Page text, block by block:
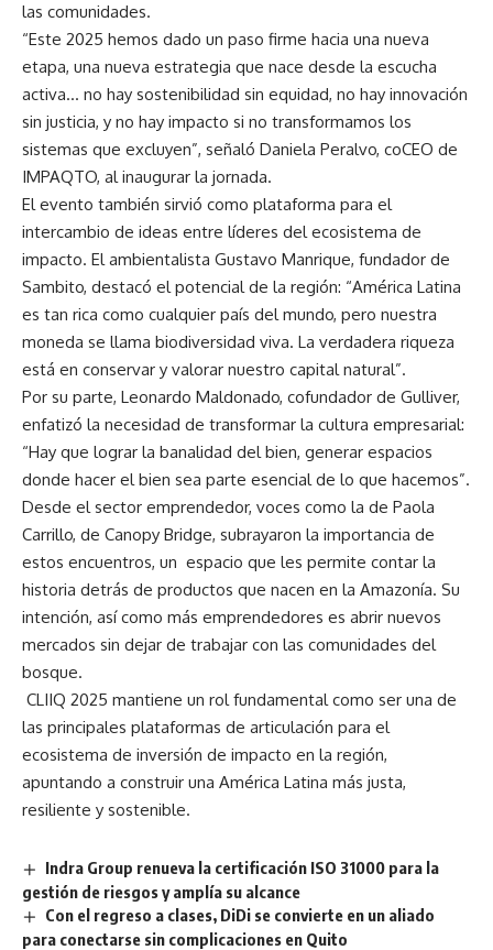
las comunidades.
“Este 2025 hemos dado un paso firme hacia una nueva
etapa, una nueva estrategia que nace desde la escucha
activa… no hay sostenibilidad sin equidad, no hay innovación
sin justicia, y no hay impacto si no transformamos los
sistemas que excluyen”, señaló Daniela Peralvo, coCEO de
IMPAQTO, al inaugurar la jornada.
El evento también sirvió como plataforma para el
intercambio de ideas entre líderes del ecosistema de
impacto. El ambientalista Gustavo Manrique, fundador de
Sambito, destacó el potencial de la región: “América Latina
es tan rica como cualquier país del mundo, pero nuestra
moneda se llama biodiversidad viva. La verdadera riqueza
está en conservar y valorar nuestro capital natural”.
Por su parte, Leonardo Maldonado, cofundador de Gulliver,
enfatizó la necesidad de transformar la cultura empresarial:
“Hay que lograr la banalidad del bien, generar espacios
donde hacer el bien sea parte esencial de lo que hacemos”.
Desde el sector emprendedor, voces como la de Paola
Carrillo, de Canopy Bridge, subrayaron la importancia de
estos encuentros, un espacio que les permite contar la
historia detrás de productos que nacen en la Amazonía. Su
intención, así como más emprendedores es abrir nuevos
mercados sin dejar de trabajar con las comunidades del
bosque.
CLIIQ 2025 mantiene un rol fundamental como ser una de
las principales plataformas de articulación para el
ecosistema de inversión de impacto en la región,
apuntando a construir una América Latina más justa,
resiliente y sostenible.
Indra Group renueva la certificación ISO 31000 para la
gestión de riesgos y amplía su alcance
Con el regreso a clases, DiDi se convierte en un aliado
para conectarse sin complicaciones en Quito